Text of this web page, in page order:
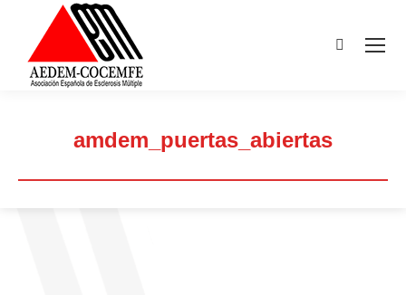
Buscar:
amdem_puertas_abiertas